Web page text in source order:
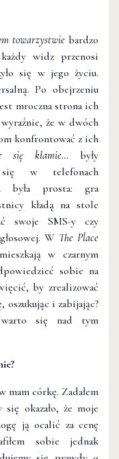
towarzystwie bardzo
widz przenosi
się w jego życiu.
Po obejrzeniu
mroczna strona ich
że w dwóch
konfrontować z ich
się kłamie… były
się w telefonach
była prosta: gra
kładą na stole
swoje SMS-y czy
W The Place
w czarnym
sobie na
by zrealizować
oszukując i zabijając?
warto się nad tym
mam córkę. Zadałem
okazało, że moje
ją ocalić za cenę
sobie jednak